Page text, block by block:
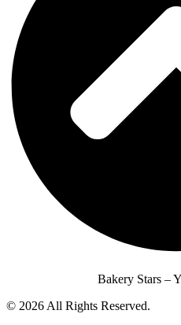
Bakery Stars –
© 2026 All Rights Reserved.